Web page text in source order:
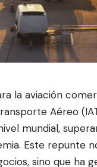
la aviación
Aéreo
mundial,
Este repunte
sino que ha